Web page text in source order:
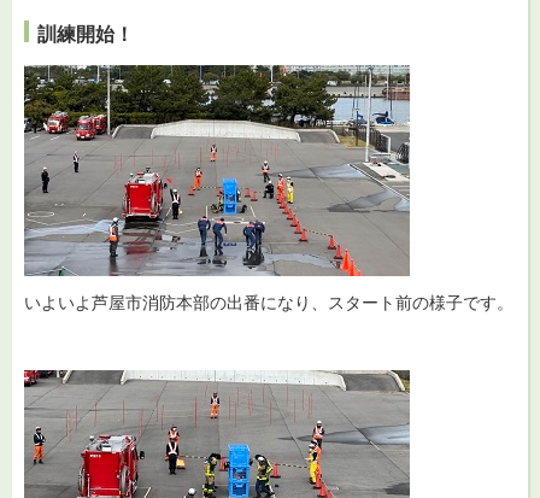
訓練開始！
いよいよ芦屋市消防本部の出番になり、スタート前の様子です。